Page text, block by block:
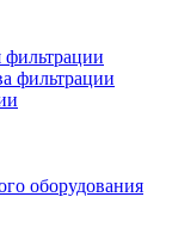
фильтрации
оборудования